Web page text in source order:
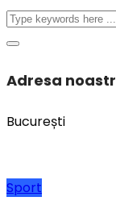
Adresa
București
Sport